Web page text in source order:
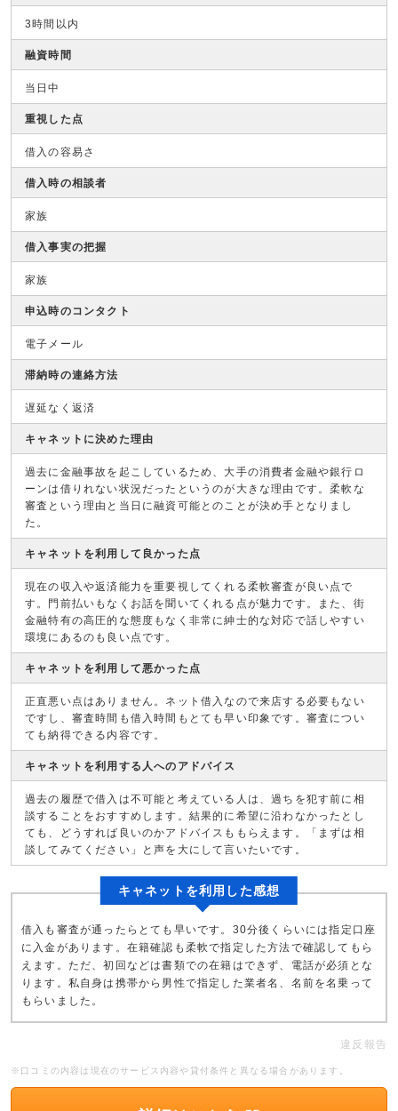
3時間以内
融資時間
当日中
重視した点
借入の容易さ
借入時の相談者
家族
借入事実の把握
家族
申込時のコンタクト
電子メール
滞納時の連絡方法
遅延なく返済
キャネットに決めた理由
過去に金融事故を起こしているため、大手の消費者金融や銀行ロ
ーンは借りれない状況だったというのが大きな理由です。柔軟な
審査という理由と当日に融資可能とのことが決め手となりまし
た。
キャネットを利用して良かった点
現在の収入や返済能力を重要視してくれる柔軟審査が良い点で
す。門前払いもなくお話を聞いてくれる点が魅力です。また、街
金融特有の高圧的な態度もなく非常に紳士的な対応で話しやすい
環境にあるのも良い点です。
キャネットを利用して悪かった点
正直悪い点はありません。ネット借入なので来店する必要もない
ですし、審査時間も借入時間もとても早い印象です。審査につい
ても納得できる内容です。
キャネットを利用する人へのアドバイス
過去の履歴で借入は不可能と考えている人は、過ちを犯す前に相
談することをおすすめします。結果的に希望に沿わなかったとし
ても、どうすれば良いのかアドバイスももらえます。「まずは相
談してみてください」と声を大にして言いたいです。
キャネットを利用した感想
借入も審査が通ったらとても早いです。30分後くらいには指定口座
に入金があります。在籍確認も柔軟で指定した方法で確認してもら
えます。ただ、初回などは書類での在籍はできず、電話が必須とな
ります。私自身は携帯から男性で指定した業者名、名前を名乗って
もらいました。
違反報告
※口コミの内容は現在のサービス内容や貸付条件と異なる場合があります。